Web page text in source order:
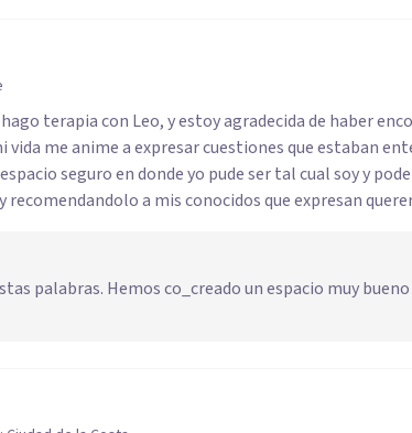
terapia con Leo, y estoy agradecida de haber
me anime a expresar cuestiones que estaban
seguro en donde yo pude ser tal cual soy y
a mis conocidos que expresan
palabras. Hemos co_creado un espacio muy